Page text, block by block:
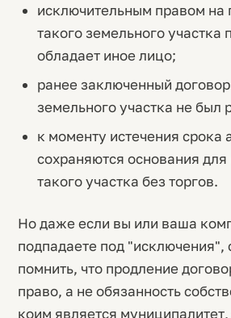
исключительным правом на
такого земельного участка
обладает иное лицо;
ранее заключенный
земельного участка не был
к моменту истечения срока
сохраняются основания
такого участка без торгов.
Но даже если вы или ваша
подпадаете под "исключения",
помнить, что продление
право, а не обязанность
коим является